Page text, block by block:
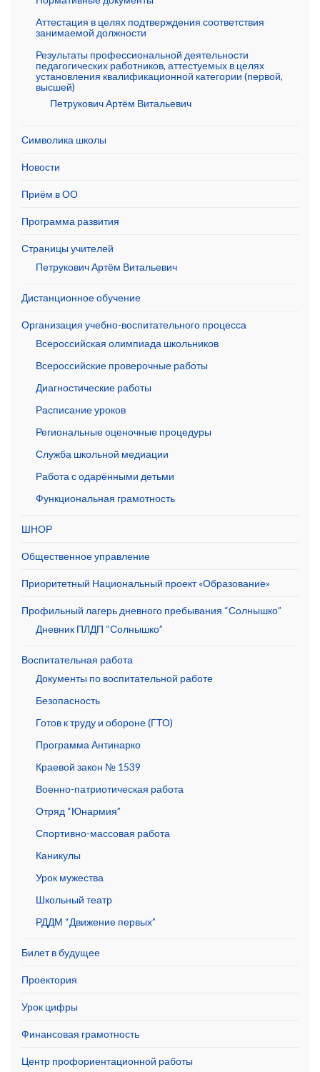
Аттестация в целях подтверждения соответствия
занимаемой должности
Результаты профессиональной деятельности
педагогических работников, аттестуемых в целях
установления квалификационной категории (первой,
высшей)
Петрукович Артём Витальевич
Символика школы
Новости
Приём в ОО
Программа развития
Страницы учителей
Петрукович Артём Витальевич
Дистанционное обучение
Организация учебно-воспитательного процесса
Всероссийская олимпиада школьников
Всероссийские проверочные работы
Диагностические работы
Расписание уроков
Региональные оценочные процедуры
Служба школьной медиации
Работа с одарёнными детьми
Функциональная грамотность
ШНОР
Общественное управление
Приоритетный Национальный проект «Образование»
Профильный лагерь дневного пребывания “Солнышко”
Дневник ПЛДП “Солнышко”
Воспитательная работа
Документы по воспитательной работе
Безопасность
Готов к труду и обороне (ГТО)
Программа Антинарко
Краевой закон № 1539
Военно-патриотическая работа
Отряд “Юнармия”
Спортивно-массовая работа
Каникулы
Урок мужества
Школьный театр
РДДМ “Движение первых”
Билет в будущее
Проектория
Урок цифры
Финансовая грамотность
Центр профориентационной работы